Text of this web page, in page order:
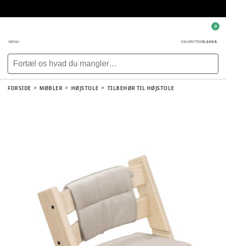
MENU FAVORITTER0,00 KR.
0
FORSIDE MØBLER HØJSTOLE TILBEHØR TIL HØJSTOLE